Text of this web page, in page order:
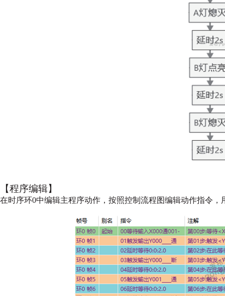
【程序编辑】
在时序环0中编辑主程序动作，按照控制流程图编辑动作指令，